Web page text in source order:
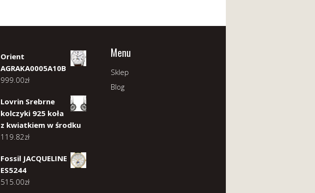
Orient
AGRAKA0005A10B
999.00zł
Lovrin Srebrne
kolczyki 925 koła
z kwiatkiem w środku
119.82zł
Fossil JACQUELINE
ES5244
515.00zł
Menu
Sklep
Blog